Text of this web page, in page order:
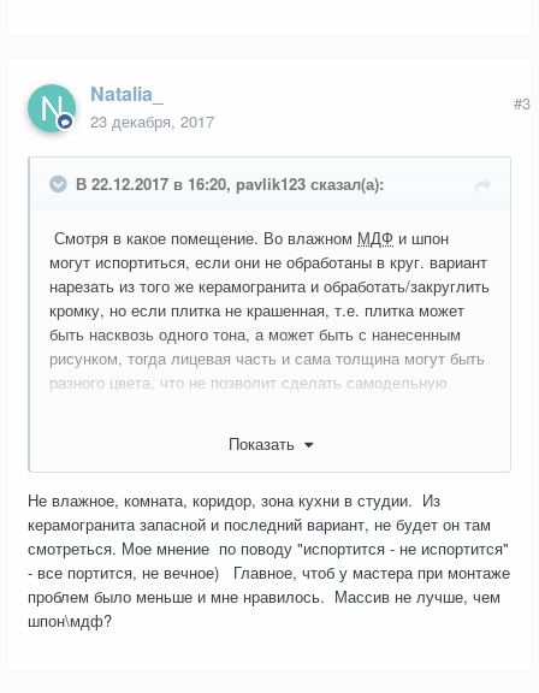
Natalia_
23 декабря, 2017
#3
В 22.12.2017 в 16:20, pavlik123 сказал(а):
Смотря в какое помещение. Во влажном МДФ и шпон
могут испортиться, если они не обработаны в круг. вариант
нарезать из того же керамогранита и обработать/закруглить
кромку, но если плитка не крашенная, т.е. плитка может
быть насквозь одного тона, а может быть с нанесенным
рисунком, тогда лицевая часть и сама толщина могут быть
разного цвета, что не позволит сделать самодельную
Показать
Не влажное, комната, коридор, зона кухни в студии. Из
керамогранита запасной и последний вариант, не будет он там
смотреться. Мое мнение по поводу "испортится - не испортится"
- все портится, не вечное) Главное, чтоб у мастера при монтаже
проблем было меньше и мне нравилось. Массив не лучше, чем
шпон\мдф?